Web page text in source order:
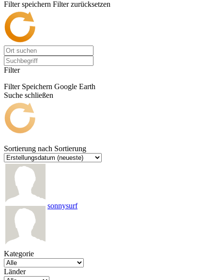
Filter speichern Filter zurücksetzen
Filter
Filter Speichern Google Earth
Suche schließen
Sortierung nach Sortierung
sonnysurf
Kategorie
Länder